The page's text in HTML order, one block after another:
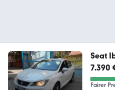
Seat
7.390
Fairer